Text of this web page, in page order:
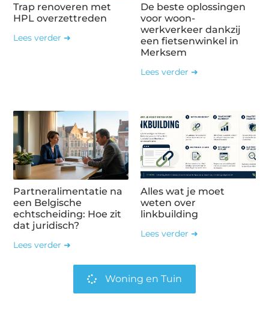
Trap renoveren met
HPL overzettreden
Lees verder ➜
De beste oplossingen
voor woon-
werkverkeer dankzij
een fietsenwinkel in
Merksem
Lees verder ➜
Partneralimentatie na
een Belgische
echtscheiding: Hoe zit
dat juridisch?
Lees verder ➜
Alles wat je moet
weten over
linkbuilding
Lees verder ➜
Woning en Tuin